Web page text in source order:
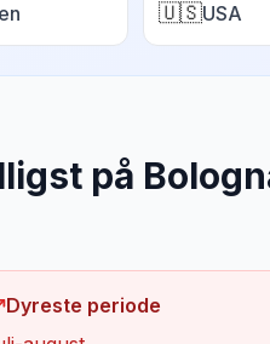
🇺🇸USA
på
Dyreste periode